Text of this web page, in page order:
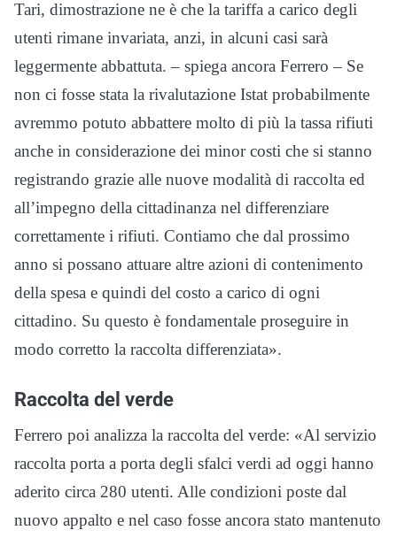
Tari, dimostrazione ne è che la tariffa a carico degli
utenti rimane invariata, anzi, in alcuni casi sarà
leggermente abbattuta. – spiega ancora Ferrero – Se
non ci fosse stata la rivalutazione Istat probabilmente
avremmo potuto abbattere molto di più la tassa rifiuti
anche in considerazione dei minor costi che si stanno
registrando grazie alle nuove modalità di raccolta ed
all’impegno della cittadinanza nel differenziare
correttamente i rifiuti. Contiamo che dal prossimo
anno si possano attuare altre azioni di contenimento
della spesa e quindi del costo a carico di ogni
cittadino. Su questo è fondamentale proseguire in
modo corretto la raccolta differenziata».
Raccolta del verde
Ferrero poi analizza la raccolta del verde: «Al servizio
raccolta porta a porta degli sfalci verdi ad oggi hanno
aderito circa 280 utenti. Alle condizioni poste dal
nuovo appalto e nel caso fosse ancora stato mantenuto